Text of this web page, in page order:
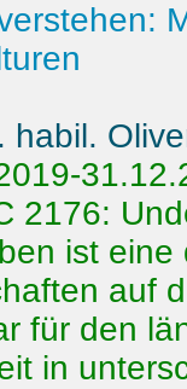
habil.
2176:
ist
auf
für den
in